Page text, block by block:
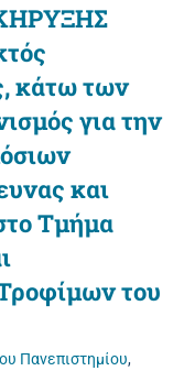
κάτω των
για την
και
Τμήμα
του
Πανεπιστημίου,